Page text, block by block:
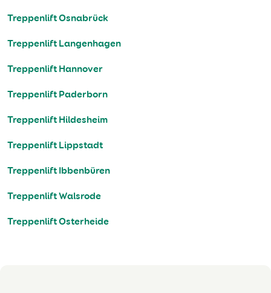
Treppenlift Osnabrück
Treppenlift Langenhagen
Treppenlift Hannover
Treppenlift Paderborn
Treppenlift Hildesheim
Treppenlift Lippstadt
Treppenlift Ibbenbüren
Treppenlift Walsrode
Treppenlift Osterheide